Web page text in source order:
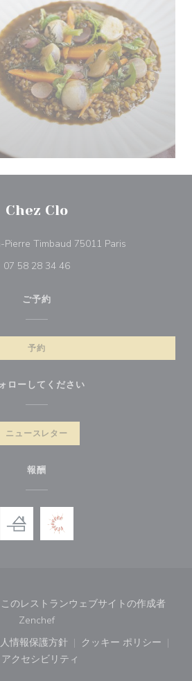
Chez Clo
Pierre Timbaud 75011 Paris
07 58 28 34 46
ご予約
予約
ローしてください
ニュースレター
報酬
のレストランウェブサイトの作成者
Zenchef((新しいウィンドウで開きます))
開きます))
ィンドウで開きます))
情報保護方針
((新しいウィンドウで開きます))
クッキー ポリシー
((新しいウィ
アクセシビリティ
((新しいウィンドウで開きます))